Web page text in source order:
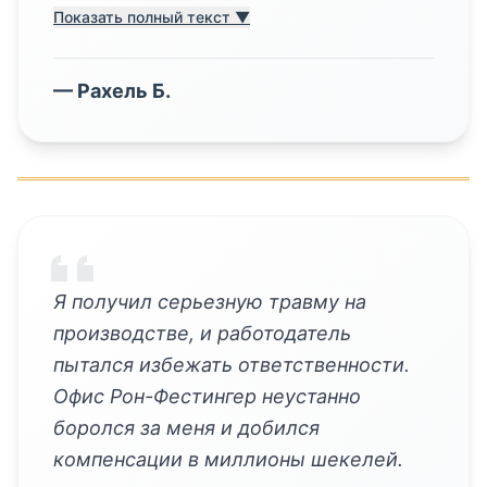
Показать полный текст ▼
— Рахель Б.
Я получил серьезную травму на
производстве, и работодатель
пытался избежать ответственности.
Офис Рон-Фестингер неустанно
боролся за меня и добился
компенсации в миллионы шекелей.